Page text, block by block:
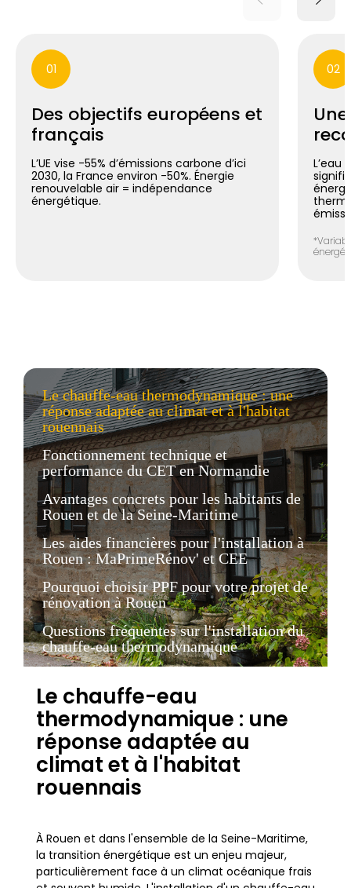
01
Des objectifs européens et
français
L’UE vise -55% d’émissions carbone d’ici
2030, la France environ -50%. Énergie
renouvelable air = indépendance
énergétique.
02
L’eau
Le chauffe-eau thermodynamique : une
réponse adaptée au climat et à l'habitat
rouennais
Fonctionnement technique et
performance du CET en Normandie
Avantages concrets pour les habitants de
Rouen et de la Seine-Maritime
Les aides financières pour l'installation à
Rouen : MaPrimeRénov' et CEE
Pourquoi choisir PPF pour votre projet de
rénovation à Rouen
Questions fréquentes sur l'installation du
chauffe-eau thermodynamique
Le chauffe-eau
thermodynamique : une
réponse adaptée au
climat et à l'habitat
rouennais
À Rouen et dans l'ensemble de la Seine-Maritime,
la transition énergétique est un enjeu majeur,
particulièrement face à un climat océanique frais